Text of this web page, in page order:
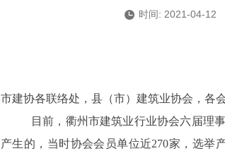
时间: 2021-04-12
市建协各联络处，县（市）建筑业协会，各
目前，衢州市建筑业行业协会六届理
产生的，当时协会会员单位近270家，选举